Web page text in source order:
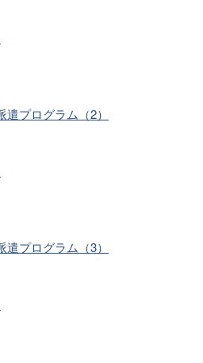
プログラム（2）
プログラム（3）